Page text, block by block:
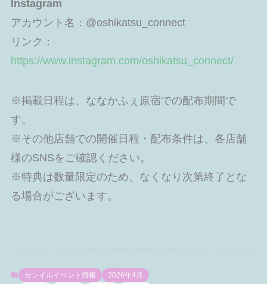
Instagram
アカウント名：@oshikatsu_connect
リンク：
https://www.instagram.com/oshikatsu_connect/
※掲載日程は、ななかふぇ原宿での配布期間で
す。
※その他店舗での開催日程・配布条件は、各店舗
様のSNSをご確認ください。
※特典は数量限定のため、なくなり次第終了とな
る場合がございます。
センイルイベント情報 2026年4月